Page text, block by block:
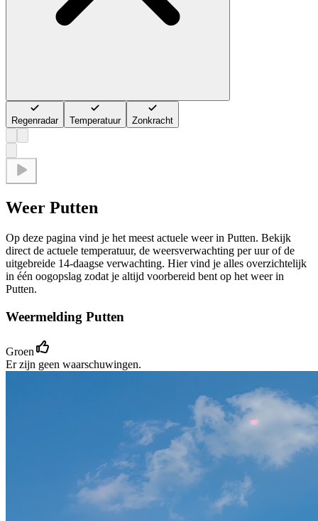
Regenradar Temperatuur Zonkracht
Weer Putten
Op deze pagina vind je het meest actuele weer in Putten. Bekijk
direct de actuele temperatuur, de weersverwachting per uur of de
uitgebreide 14-daagse verwachting. Hier vind je alles overzichtelijk
in één oogopslag zodat je altijd voorbereid bent op het weer in
Putten.
Weermelding Putten
Groen
Er zijn geen waarschuwingen.